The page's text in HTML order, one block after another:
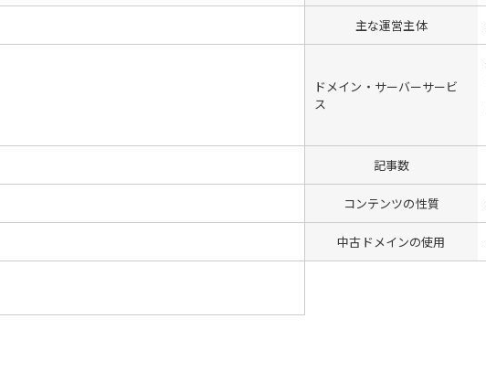
主な運営主体
ドメイン・サーバーサービ
ス
記事数
コンテンツの性質
中古ドメインの使用